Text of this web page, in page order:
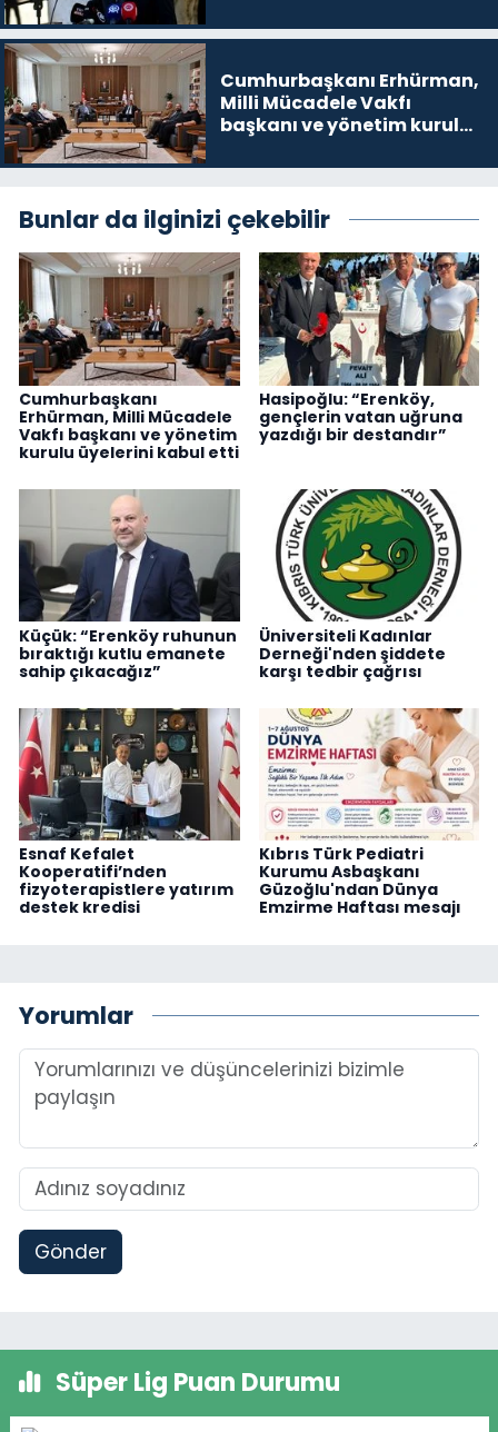
Cumhurbaşkanı Erhürman,
Milli Mücadele Vakfı
başkanı ve yönetim kurulu
Bunlar da ilginizi çekebilir
Cumhurbaşkanı
Erhürman, Milli Mücadele
Vakfı başkanı ve yönetim
kurulu üyelerini kabul etti
Hasipoğlu: “Erenköy,
gençlerin vatan uğruna
yazdığı bir destandır”
Küçük: “Erenköy ruhunun
bıraktığı kutlu emanete
sahip çıkacağız”
Üniversiteli Kadınlar
Derneği'nden şiddete
karşı tedbir çağrısı
Esnaf Kefalet
Kooperatifi’nden
fizyoterapistlere yatırım
destek kredisi
Kıbrıs Türk Pediatri
Kurumu Asbaşkanı
Güzoğlu'ndan Dünya
Emzirme Haftası mesajı
Yorumlar
Gönder
Süper Lig Puan Durumu